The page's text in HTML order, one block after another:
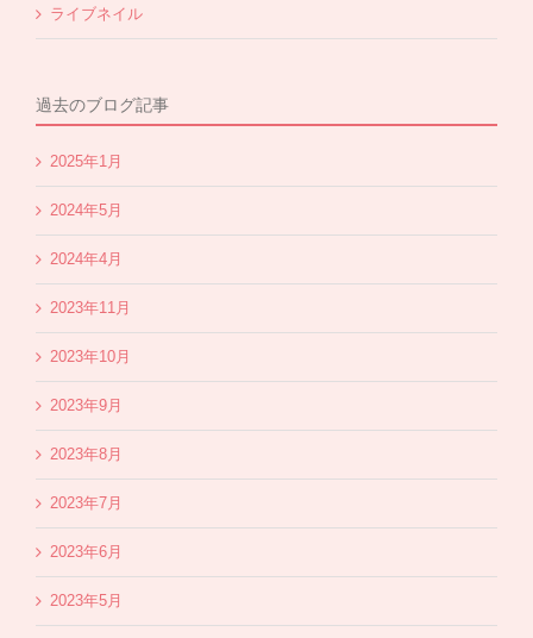
ライブネイル
過去のブログ記事
2025年1月
2024年5月
2024年4月
2023年11月
2023年10月
2023年9月
2023年8月
2023年7月
2023年6月
2023年5月